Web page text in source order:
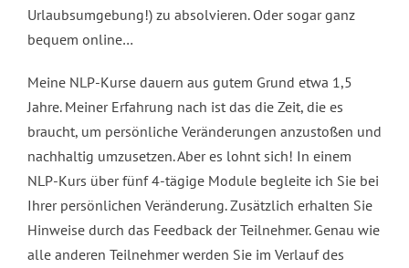
Urlaubsumgebung!) zu absolvieren. Oder sogar ganz
bequem online…
Meine NLP-Kurse dauern aus gutem Grund etwa 1,5
Jahre. Meiner Erfahrung nach ist das die Zeit, die es
braucht, um persönliche Veränderungen anzustoßen und
nachhaltig umzusetzen. Aber es lohnt sich! In einem
NLP-Kurs über fünf 4-tägige Module begleite ich Sie bei
Ihrer persönlichen Veränderung. Zusätzlich erhalten Sie
Hinweise durch das Feedback der Teilnehmer. Genau wie
alle anderen Teilnehmer werden Sie im Verlauf des